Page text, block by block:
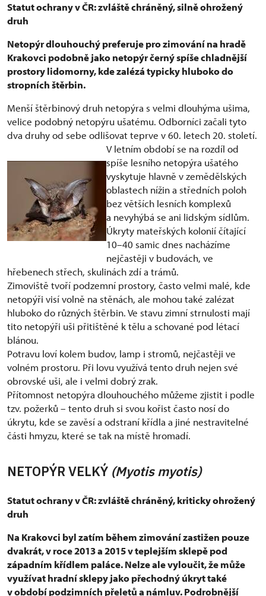
Statut ochrany v ČR: zvláště chráněný, silně ohrožený
druh
Netopýr dlouhouchý preferuje pro zimování na hradě
Krakovci podobně jako netopýr černý spíše chladnější
prostory lidomorny, kde zalézá typicky hluboko do
stropních štěrbin.
Menší štěrbinový druh netopýra s velmi dlouhýma ušima,
velice podobný netopýru ušatému. Odborníci začali tyto
dva druhy od sebe odlišovat teprve v 60. letech 20. století.
V letním období se na rozdíl od
spíše lesního netopýra ušatého
vyskytuje hlavně v zemědělských
oblastech nížin a středních poloh
bez větších lesních komplexů
a nevyhýbá se ani lidským sídlům.
Úkryty mateřských kolonií čítající
10–40 samic dnes nacházíme
nejčastěji v budovách, ve
hřebenech střech, skulinách zdí a trámů.
Zimoviště tvoří podzemní prostory, často velmi malé, kde
netopýři visí volně na stěnách, ale mohou také zalézat
hluboko do různých štěrbin. Ve stavu zimní strnulosti mají
tito netopýři uši přitištěné k tělu a schované pod létací
blánou.
Potravu loví kolem budov, lamp i stromů, nejčastěji ve
volném prostoru. Při lovu využívá tento druh nejen své
obrovské uši, ale i velmi dobrý zrak.
Přítomnost netopýra dlouhouchého můžeme zjistit i podle
tzv. požerků – tento druh si svou kořist často nosí do
úkrytu, kde se zavěsí a odstraní křídla a jiné nestravitelné
části hmyzu, které se tak na místě hromadí.
NETOPÝR VELKÝ (Myotis myotis)
Statut ochrany v ČR: zvláště chráněný, kriticky ohrožený
druh
Na Krakovci byl zatím během zimování zastižen pouze
dvakrát, v roce 2013 a 2015 v teplejším sklepě pod
západním křídlem paláce. Nelze ale vyloučit, že může
využívat hradní sklepy jako přechodný úkryt také
v období podzimních přeletů a námluv. Podrobnější